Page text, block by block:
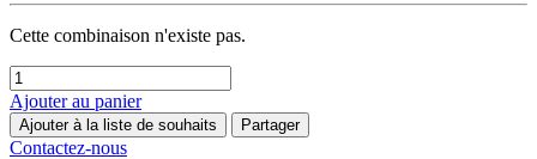
Cette combinaison n'existe pas.
Ajouter au panier
Ajouter à la liste de souhaits Partager
Contactez-nous